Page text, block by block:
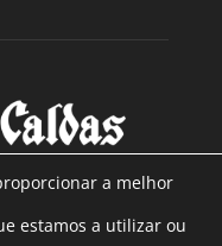
a melhor
estamos a utilizar ou